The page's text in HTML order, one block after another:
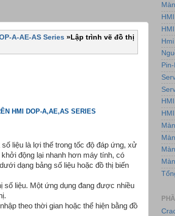
A-AE-AS Series »Lập trình vẽ đồ thị
HMI DOP-A,AE,AS SERIES
liệu là lợi thế trong tốc độ đáp ứng, xử
động lại nhanh hơn máy tính, có
dạng bảng số liệu hoặc đồ thị biến
liệu. Một ứng dụng đang được nhiều
theo thời gian hoặc thể hiện bằng đồ